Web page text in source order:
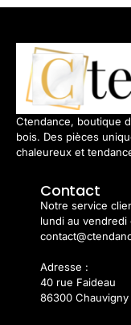
Ctendance, boutique
bois. Des pièces
chaleureux et
Contact
Notre service
lundi au vendredi
Adresse :
40 rue Faideau
86300 Chauvigny